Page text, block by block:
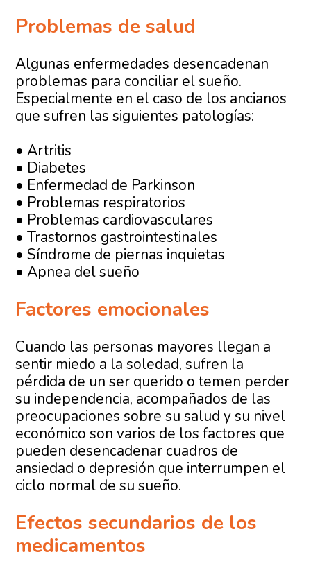
Problemas de salud
Algunas enfermedades desencadenan
problemas para conciliar el sueño.
Especialmente en el caso de los ancianos
que sufren las siguientes patologías:
• Artritis
• Diabetes
• Enfermedad de Parkinson
• Problemas respiratorios
• Problemas cardiovasculares
• Trastornos gastrointestinales
• Síndrome de piernas inquietas
• Apnea del sueño
Factores emocionales
Cuando las personas mayores llegan a
sentir miedo a la soledad, sufren la
pérdida de un ser querido o temen perder
su independencia, acompañados de las
preocupaciones sobre su salud y su nivel
económico son varios de los factores que
pueden desencadenar cuadros de
ansiedad o depresión que interrumpen el
ciclo normal de su sueño.
Efectos secundarios de los
medicamentos